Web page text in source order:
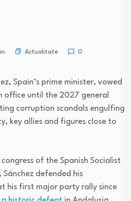
Actualitate 0
Spain’s prime minister, vowed
office until the 2027 general
corruption scandals engulfing
key allies and figures close to
of the Spanish Socialist
Sánchez defended his
his first major party rally since